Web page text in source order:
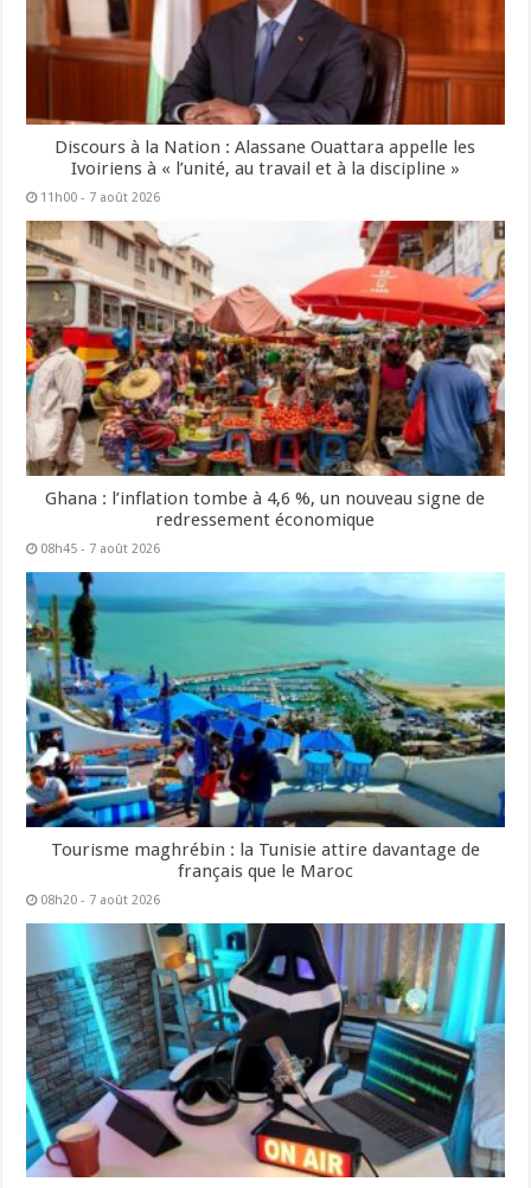
Discours à la Nation : Alassane Ouattara appelle les
Ivoiriens à « l’unité, au travail et à la discipline »
11h00 - 7 août 2026
Ghana : l’inflation tombe à 4,6 %, un nouveau signe de
redressement économique
08h45 - 7 août 2026
Tourisme maghrébin : la Tunisie attire davantage de
français que le Maroc
08h20 - 7 août 2026